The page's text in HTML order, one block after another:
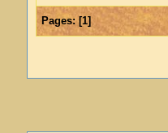
Pages:[1]